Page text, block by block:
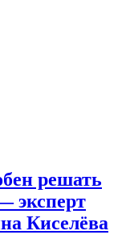
решать
эксперт
Киселёва